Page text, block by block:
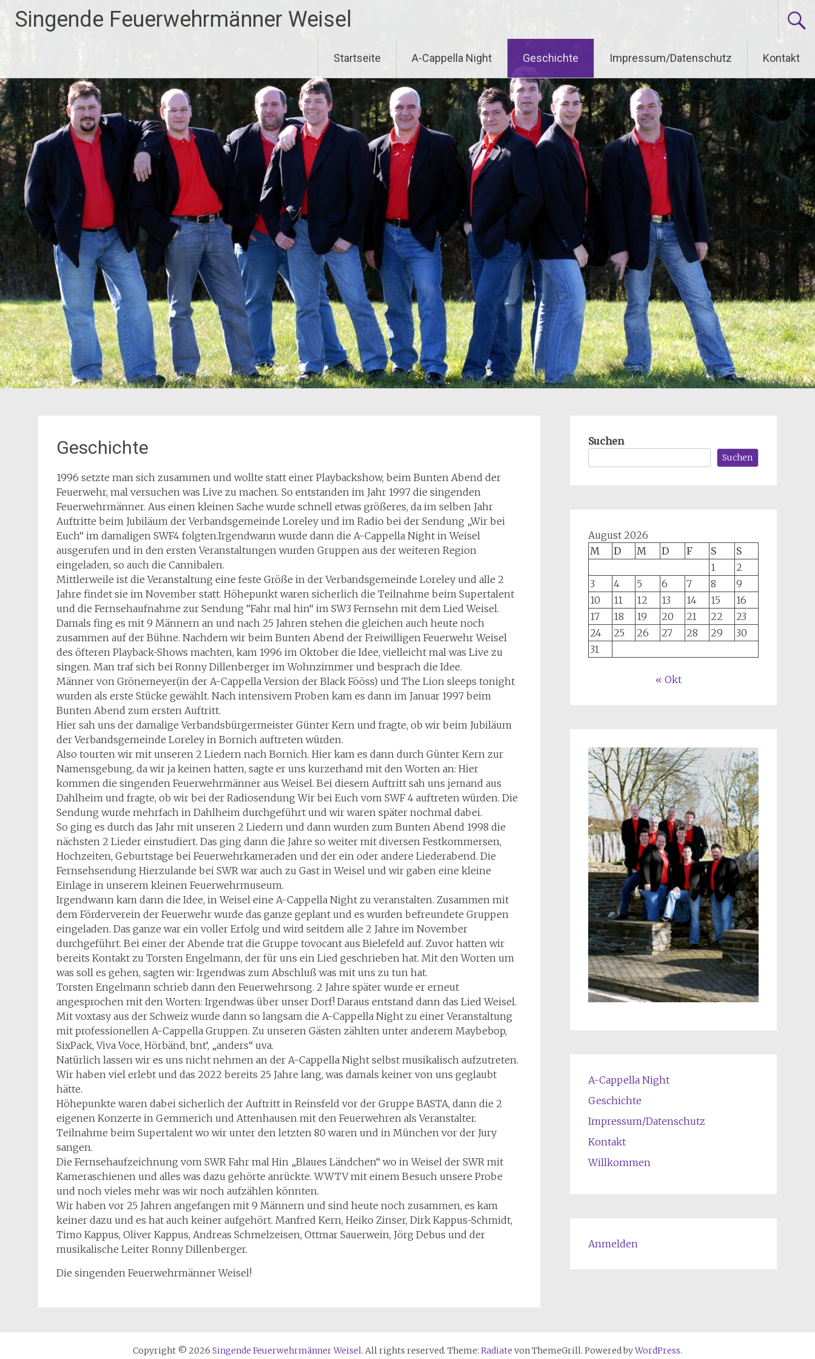
InhaltSingende Feuerwehrmänner Weisel
Startseite A-Cappella Night Geschichte Impressum/Datenschutz Kontakt
Geschichte
1996 setzte man sich zusammen und wollte statt einer Playbackshow, beim Bunten Abend der
Feuerwehr, mal versuchen was Live zu machen. So entstanden im Jahr 1997 die singenden
Feuerwehrmänner. Aus einen kleinen Sache wurde schnell etwas größeres, da im selben Jahr
Auftritte beim Jubiläum der Verbandsgemeinde Loreley und im Radio bei der Sendung „Wir bei
Euch“ im damaligen SWF4 folgten.Irgendwann wurde dann die A-Cappella Night in Weisel
ausgerufen und in den ersten Veranstaltungen wurden Gruppen aus der weiteren Region
eingeladen, so auch die Cannibalen.
Mittlerweile ist die Veranstaltung eine feste Größe in der Verbandsgemeinde Loreley und alle 2
Jahre findet sie im November statt. Höhepunkt waren sicherlich die Teilnahme beim Supertalent
und die Fernsehaufnahme zur Sendung “Fahr mal hin“ im SW3 Fernsehn mit dem Lied Weisel.
Damals fing es mit 9 Männern an und nach 25 Jahren stehen die gleichen auch heute noch
zusammen auf der Bühne. Nachdem wir beim Bunten Abend der Freiwilligen Feuerwehr Weisel
des öfteren Playback-Shows machten, kam 1996 im Oktober die Idee, vielleicht mal was Live zu
singen. Man traf sich bei Ronny Dillenberger im Wohnzimmer und besprach die Idee.
Männer von Grönemeyer(in der A-Cappella Version der Black Fööss) und The Lion sleeps tonight
wurden als erste Stücke gewählt. Nach intensivem Proben kam es dann im Januar 1997 beim
Bunten Abend zum ersten Auftritt.
Hier sah uns der damalige Verbandsbürgermeister Günter Kern und fragte, ob wir beim Jubiläum
der Verbandsgemeinde Loreley in Bornich auftreten würden.
Also tourten wir mit unseren 2 Liedern nach Bornich. Hier kam es dann durch Günter Kern zur
Namensgebung, da wir ja keinen hatten, sagte er uns kurzerhand mit den Worten an: Hier
kommen die singenden Feuerwehrmänner aus Weisel. Bei diesem Auftritt sah uns jemand aus
Dahlheim und fragte, ob wir bei der Radiosendung Wir bei Euch vom SWF 4 auftreten würden. Die
Sendung wurde mehrfach in Dahlheim durchgeführt und wir waren später nochmal dabei.
So ging es durch das Jahr mit unseren 2 Liedern und dann wurden zum Bunten Abend 1998 die
nächsten 2 Lieder einstudiert. Das ging dann die Jahre so weiter mit diversen Festkommersen,
Hochzeiten, Geburtstage bei Feuerwehrkameraden und der ein oder andere Liederabend. Die
Fernsehsendung Hierzulande bei SWR war auch zu Gast in Weisel und wir gaben eine kleine
Einlage in unserem kleinen Feuerwehrmuseum.
Irgendwann kam dann die Idee, in Weisel eine A-Cappella Night zu veranstalten. Zusammen mit
dem Förderverein der Feuerwehr wurde das ganze geplant und es wurden befreundete Gruppen
eingeladen. Das ganze war ein voller Erfolg und wird seitdem alle 2 Jahre im November
durchgeführt. Bei einer der Abende trat die Gruppe tovocant aus Bielefeld auf. Zuvor hatten wir
bereits Kontakt zu Torsten Engelmann, der für uns ein Lied geschrieben hat. Mit den Worten um
was soll es gehen, sagten wir: Irgendwas zum Abschluß was mit uns zu tun hat.
Torsten Engelmann schrieb dann den Feuerwehrsong. 2 Jahre später wurde er erneut
angesprochen mit den Worten: Irgendwas über unser Dorf! Daraus entstand dann das Lied Weisel.
Mit voxtasy aus der Schweiz wurde dann so langsam die A-Cappella Night zu einer Veranstaltung
mit professionellen A-Cappella Gruppen. Zu unseren Gästen zählten unter anderem Maybebop,
SixPack, Viva Voce, Hörbänd, bnt‘, „anders“ uva.
Natürlich lassen wir es uns nicht nehmen an der A-Cappella Night selbst musikalisch aufzutreten.
Wir haben viel erlebt und das 2022 bereits 25 Jahre lang, was damals keiner von uns geglaubt
hätte.
Höhepunkte waren dabei sicherlich der Auftritt in Reinsfeld vor der Gruppe BASTA, dann die 2
eigenen Konzerte in Gemmerich und Attenhausen mit den Feuerwehren als Veranstalter.
Teilnahme beim Supertalent wo wir unter den letzten 80 waren und in München vor der Jury
sangen.
Die Fernsehaufzeichnung vom SWR Fahr mal Hin „Blaues Ländchen“ wo in Weisel der SWR mit
Kameraschienen und alles was dazu gehörte anrückte. WWTV mit einem Besuch unsere Probe
und noch vieles mehr was wir noch aufzählen könnten.
Wir haben vor 25 Jahren angefangen mit 9 Männern und sind heute noch zusammen, es kam
keiner dazu und es hat auch keiner aufgehört. Manfred Kern, Heiko Zinser, Dirk Kappus-Schmidt,
Timo Kappus, Oliver Kappus, Andreas Schmelzeisen, Ottmar Sauerwein, Jörg Debus und der
musikalische Leiter Ronny Dillenberger.
Die singenden Feuerwehrmänner Weisel!
Suchen
Suchen
August 2026
M
D M D F S
S
1
2
3
4 5 6 7 8
9
10
11 12 13 14 15
16
17
18 19 20 21 22
23
24
25 26 27 28 29
30
31
« Okt
A-Cappella Night
Geschichte
Impressum/Datenschutz
Kontakt
Willkommen
Anmelden
Copyright © 2026 Singende Feuerwehrmänner Weisel. All rights reserved. Theme: Radiate von ThemeGrill. Powered byWordPress.